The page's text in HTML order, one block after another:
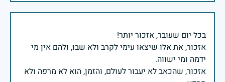
אזכור, את אלו שיצאו עימי לקרב ולא שבו, ולהם אין מי
אזכור, שהכאב לא יעבור לעולם, והזמן, הוא לא מרפה ולא